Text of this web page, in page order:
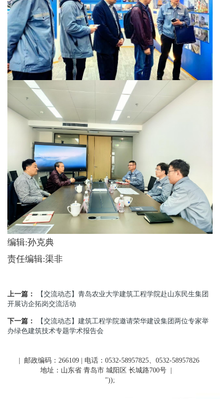
编辑:孙克典
责任编辑:渠非
上一篇：
【交流动态】青岛农业大学建筑工程学院赴山东民生集团
开展访企拓岗交流活动
下一篇：
【交流动态】建筑工程学院邀请荣华建设集团两位专家举
办绿色建筑技术专题学术报告会
| 邮政编码：266109 | 电话：0532-58957825、0532-58957826
地址：山东省 青岛市 城阳区 长城路700号
"));